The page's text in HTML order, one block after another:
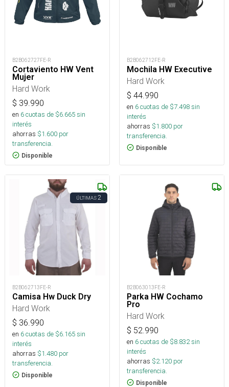
B2B062727FE-R
Cortaviento HW Vent
Mujer
Hard Work
$ 39.990
en 6cuotas de $6.665sin
interés
ahorras $1.600 por
transferencia.
Disponible
B2B062712FE-R
Mochila HW Executive
Hard Work
$ 44.990
en 6cuotas de $7.498sin
interés
ahorras $1.800 por
transferencia.
Disponible
ÚLTIMAS2
B2B062713FE-R
Camisa Hw Duck Dry
Hard Work
$ 36.990
en 6cuotas de $6.165sin
interés
ahorras $1.480 por
transferencia.
Disponible
B2B063013FE-R
Parka HW Cochamo
Pro
Hard Work
$ 52.990
en 6cuotas de $8.832sin
interés
ahorras $2.120 por
transferencia.
Disponible